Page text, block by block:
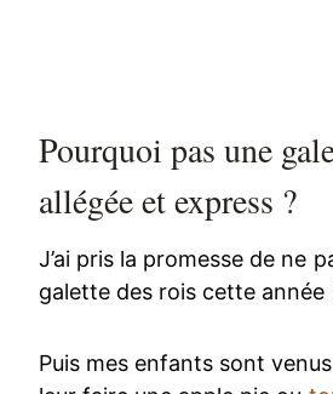
Pourquoi pas une
allégée et express ?
J’ai pris la promesse de ne
galette des rois cette année
Puis mes enfants sont